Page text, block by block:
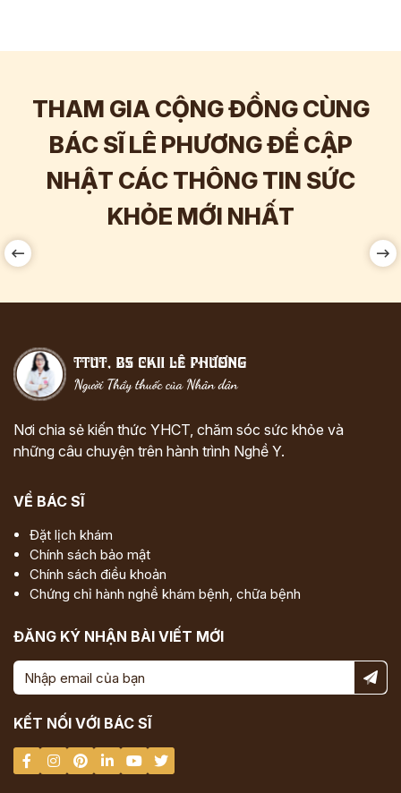
THAM GIA CỘNG ĐỒNG CÙNG
BÁC SĨ LÊ PHƯƠNG ĐỂ CẬP
NHẬT CÁC THÔNG TIN SỨC
KHỎE MỚI NHẤT
Nơi chia sẻ kiến thức YHCT, chăm sóc sức khỏe và
những câu chuyện trên hành trình Nghề Y.
VỀ BÁC SĨ
Đặt lịch khám
Chính sách bảo mật
Chính sách điều khoản
Chứng chỉ hành nghề khám bệnh, chữa bệnh
ĐĂNG KÝ NHẬN BÀI VIẾT MỚI
KẾT NỐI VỚI BÁC SĨ